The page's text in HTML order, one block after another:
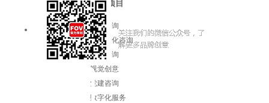
服务项目
品牌咨询
企业文化咨询
增长咨询
视觉创意
党建咨询
数字化服务